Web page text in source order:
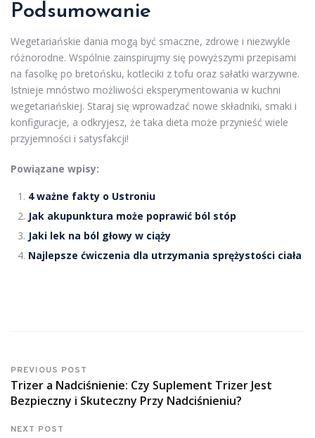
Podsumowanie
Wegetariańskie dania mogą być smaczne, zdrowe i niezwykle
różnorodne. Wspólnie zainspirujmy się powyższymi przepisami
na fasolkę po bretońsku, kotleciki z tofu oraz sałatki warzywne.
Istnieje mnóstwo możliwości eksperymentowania w kuchni
wegetariańskiej. Staraj się wprowadzać nowe składniki, smaki i
konfiguracje, a odkryjesz, że taka dieta może przynieść wiele
przyjemności i satysfakcji!
Powiązane wpisy:
4 ważne fakty o Ustroniu
Jak akupunktura może poprawić ból stóp
Jaki lek na ból głowy w ciąży
Najlepsze ćwiczenia dla utrzymania sprężystości ciała
PREVIOUS POST
Trizer a Nadciśnienie: Czy Suplement Trizer Jest
Bezpieczny i Skuteczny Przy Nadciśnieniu?
NEXT POST